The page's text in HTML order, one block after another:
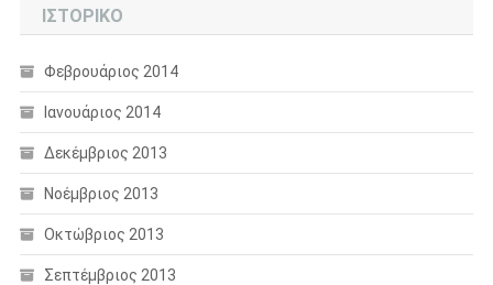
ΙΣΤΟΡΙΚΌ
Φεβρουάριος 2014
Ιανουάριος 2014
Δεκέμβριος 2013
Νοέμβριος 2013
Οκτώβριος 2013
Σεπτέμβριος 2013